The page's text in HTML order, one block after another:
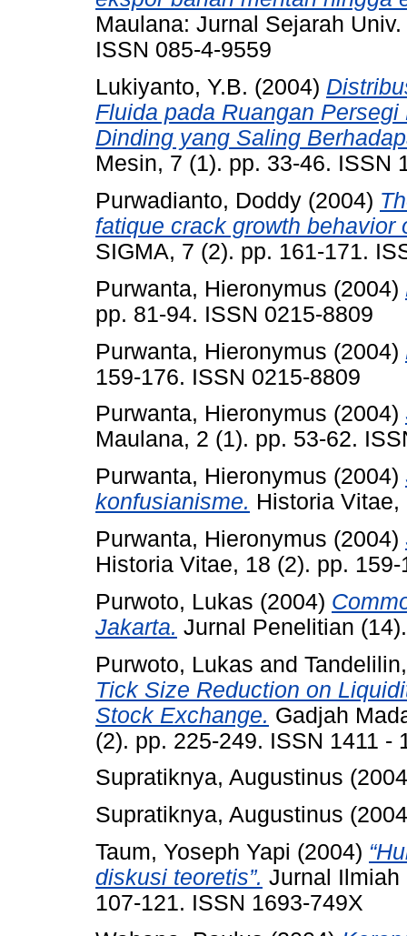
Maulana: Jurnal Sejarah
ISSN 085-4-9559
Lukiyanto, Y.B. (2004)
Fluida pada Ruangan
Dinding yang Saling
Mesin, 7 (1). pp. 33-46. ISSN
Purwadianto, Doddy (2004)
fatique crack growth
SIGMA, 7 (2). pp. 161-171.
Purwanta, Hieronymus (2004)
pp. 81-94. ISSN 0215-8809
Purwanta, Hieronymus (2004)
159-176. ISSN 0215-8809
Purwanta, Hieronymus (2004)
Maulana, 2 (1). pp. 53-62.
Purwanta, Hieronymus (2004)
konfusianisme. Historia
Purwanta, Hieronymus (2004)
Historia Vitae, 18 (2). pp.
Purwoto, Lukas (2004)
Jakarta. Jurnal Penelitian
Purwoto, Lukas and
Tick Size Reduction on
Stock Exchange. Gadjah
(2). pp. 225-249. ISSN 1411 -
Supratiknya, Augustinus
Supratiknya, Augustinus
Taum, Yoseph Yapi (2004)
diskusi teoretis”. Jurnal Ilmiah
107-121. ISSN 1693-749X